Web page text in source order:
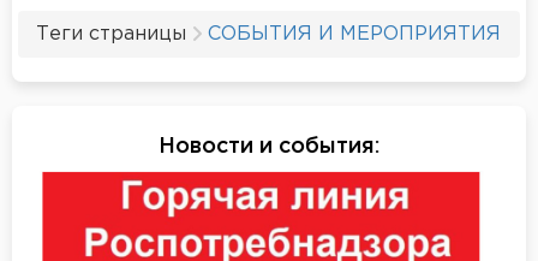
Теги страницы СОБЫТИЯ И МЕРОПРИЯТИЯ
Новости и события: